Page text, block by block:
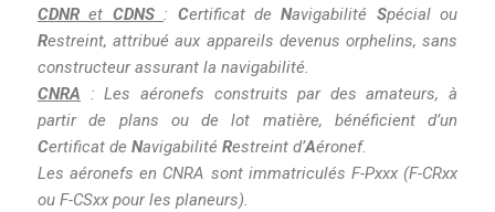
CDNR et CDNS : Certificat deNavigabilité Spécial ou
Restreint, attribué aux appareils devenus orphelins, sans
constructeur assurant la navigabilité.
CNRA : Les aéronefs construits par des amateurs, à
partir de plans ou de lot matière, bénéficient d’un
Certificat de Navigabilité Restreint d’Aéronef.
Les aéronefs en CNRA sont immatriculés F-Pxxx (F-CRxx
ou F-CSxx pour les planeurs).